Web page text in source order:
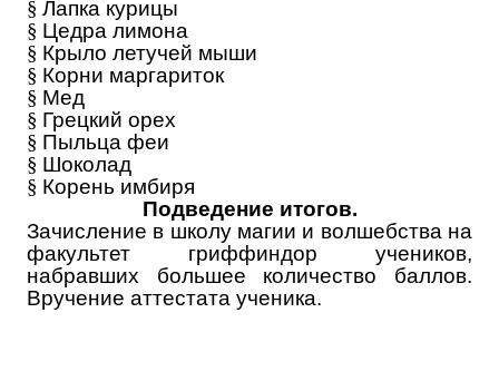
§ Лапка курицы
§ Цедра лимона
§ Крыло летучей мыши
§ Корни маргариток
§ Мед
§ Грецкий орех
§ Пыльца феи
§ Шоколад
§ Корень имбиря
Подведение итогов.
Зачисление в школу магии и волшебства на
факультет гриффиндор учеников,
набравших большее количество баллов.
Вручение аттестата ученика.